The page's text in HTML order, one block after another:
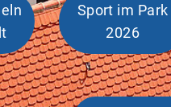
Sport im Park
2026